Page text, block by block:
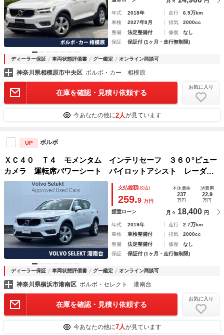
年式 2018年 走行
6.9万km
車検
2027年9月 排気
2000cc
整備
法定整備付 修復
なし
保証
保証付 (1ヶ月・走行無制限)
ディーラー保証 車両状態評価書 グー鑑定 オンライン商談可
神奈川県相模原市中央区 ボルボ・カー 相模原
在庫を確認・見積り依頼する
お気に入り
今あなたの他に2人が見ています
UP ボルボ
ＸＣ４０ Ｔ４ モメンタム インテリセーフ ３６０°ビュー
カメラ 運転席パワーシート パイロットアシスト レーダー
クルーズ 禁煙車 ＬＥＤヘッドライト 純正ナビ ブライン
ドスポットモニター 衝突被害軽減ブレーキ
支払総額(税込)
259.9 万円
本体価格
237
万円
諸費用
22.9
万円
据置ローン 月々 18,400 円
年式 2019年 走行
2.7万km
車検
車検整備付 排気
2000cc
整備
法定整備付 修復
なし
保証
保証付 (1ヶ月・走行無制限)
ディーラー保証 車両状態評価書 グー鑑定 オンライン商談可
神奈川県横浜市港南区 ボルボ・セレクト 港南台
在庫を確認・見積り依頼する
お気に入り
今あなたの他に7人が見ています